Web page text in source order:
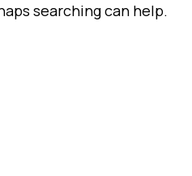
searching can help.